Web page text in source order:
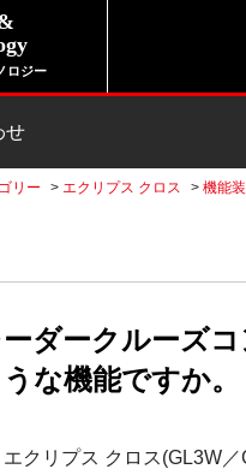
ロジー
せ
リー > エクリプス クロス > 機能
ーダークルーズ
うな機能ですか
エクリプス クロス(GL3W